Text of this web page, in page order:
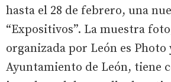
hasta el 28 de febrero, una
“Expositivos”. La muestra
organizada por León es Photo
Ayuntamiento de León, tiene